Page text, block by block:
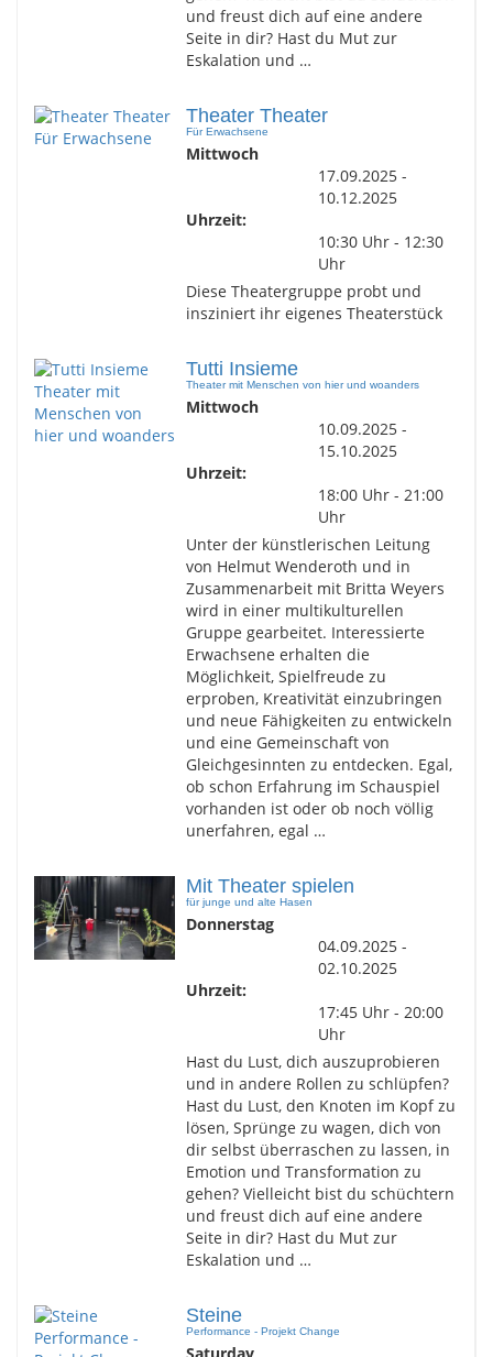
und freust dich auf eine andere
Seite in dir? Hast du Mut zur
Eskalation und …
Theater Theater
Für Erwachsene
Mittwoch
17.09.2025 -
10.12.2025
Uhrzeit:
10:30 Uhr - 12:30
Uhr
Diese Theatergruppe probt und
insziniert ihr eigenes Theaterstück
Tutti Insieme
Theater mit Menschen von hier und woanders
Mittwoch
10.09.2025 -
15.10.2025
Uhrzeit:
18:00 Uhr - 21:00
Uhr
Unter der künstlerischen Leitung
von Helmut Wenderoth und in
Zusammenarbeit mit Britta Weyers
wird in einer multikulturellen
Gruppe gearbeitet. Interessierte
Erwachsene erhalten die
Möglichkeit, Spielfreude zu
erproben, Kreativität einzubringen
und neue Fähigkeiten zu entwickeln
und eine Gemeinschaft von
Gleichgesinnten zu entdecken. Egal,
ob schon Erfahrung im Schauspiel
vorhanden ist oder ob noch völlig
unerfahren, egal …
Mit Theater spielen
für junge und alte Hasen
Donnerstag
04.09.2025 -
02.10.2025
Uhrzeit:
17:45 Uhr - 20:00
Uhr
Hast du Lust, dich auszuprobieren
und in andere Rollen zu schlüpfen?
Hast du Lust, den Knoten im Kopf zu
lösen, Sprünge zu wagen, dich von
dir selbst überraschen zu lassen, in
Emotion und Transformation zu
gehen? Vielleicht bist du schüchtern
und freust dich auf eine andere
Seite in dir? Hast du Mut zur
Eskalation und …
Steine
Performance - Projekt Change
Saturday